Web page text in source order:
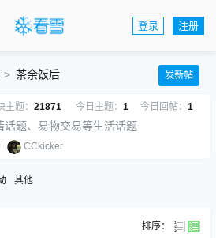
登录 注册
茶余饭后 发新帖
主题： 21871 今日主题： 1 今日回帖： 1
话题、易物交易等生活话题
CCkicker
其他
排序：